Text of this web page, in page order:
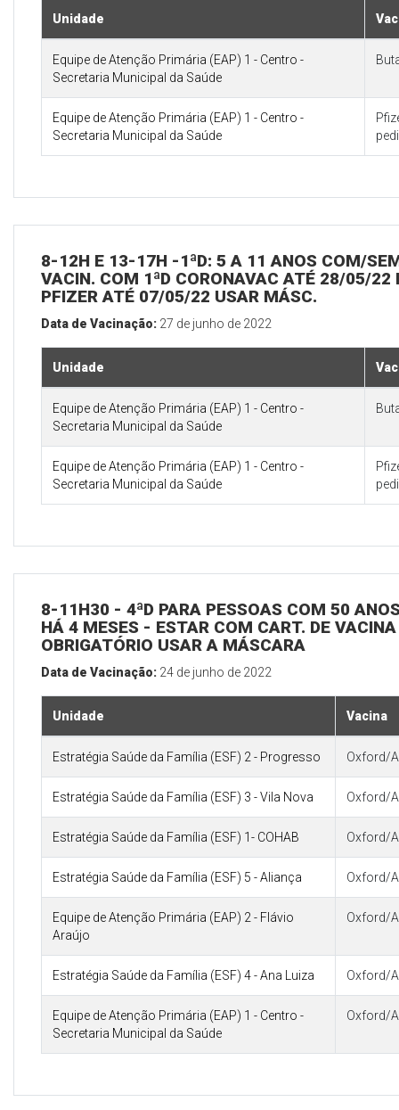
Unidade
Equipe de Atenção Primária (EAP) 1 - Centro -
Secretaria Municipal da Saúde
Equipe de Atenção Primária (EAP) 1 - Centro -
Secretaria Municipal da Saúde
8-12H E 13-17H -1ªD: 5 A 11 ANOS COM/
VACIN. COM 1ªD CORONAVAC ATÉ 28/05/22
PFIZER ATÉ 07/05/22 USAR MÁSC.
Data de Vacinação: 27 de junho de 2022
Unidade
Equipe de Atenção Primária (EAP) 1 - Centro -
Secretaria Municipal da Saúde
Equipe de Atenção Primária (EAP) 1 - Centro -
Secretaria Municipal da Saúde
8-11H30 - 4ªD PARA PESSOAS COM 50
HÁ 4 MESES - ESTAR COM CART. DE
OBRIGATÓRIO USAR A MÁSCARA
Data de Vacinação: 24 de junho de 2022
Unidade Vacina
Estratégia Saúde da Família (ESF) 2 - Progresso Oxford/
Estratégia Saúde da Família (ESF) 3 - Vila Nova Oxford/
Estratégia Saúde da Família (ESF) 1- COHAB Oxford/
Estratégia Saúde da Família (ESF) 5 - Aliança Oxford/
Equipe de Atenção Primária (EAP) 2 - Flávio
Araújo
Oxford/
Estratégia Saúde da Família (ESF) 4 - Ana Luiza Oxford/
Equipe de Atenção Primária (EAP) 1 - Centro -
Secretaria Municipal da Saúde
Oxford/